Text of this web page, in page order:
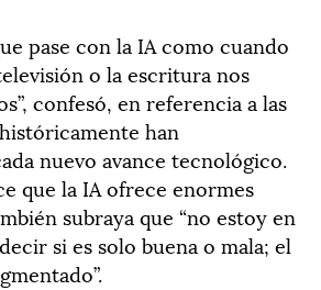
pase con la IA como cuando
o la escritura nos
confesó, en referencia a las
han
nuevo avance tecnológico.
que la IA ofrece enormes
subraya que “no estoy en
si es solo buena o mala; el